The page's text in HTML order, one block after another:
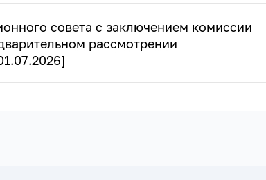
совета с заключением комиссии
рассмотрении